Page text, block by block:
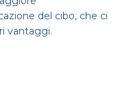
del cibo, che ci
vantaggi.